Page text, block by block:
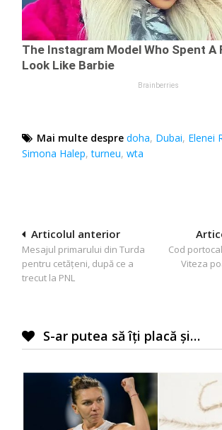
Mai multe despre doha, Dubai, Elenei
Simona Halep,turneu,wta
Navigare
în
articole
Cod
Viteza
Articolul anterior
Mesajul primarului din Turda
pentru cetățeni, după ce a
trecut la PNL
S-ar putea să îți placă și…